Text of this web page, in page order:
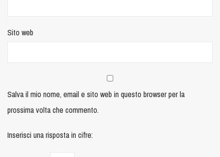
Sito web
Salva il mio nome, email e sito web in questo browser per la
prossima volta che commento.
Inserisci una risposta in cifre: